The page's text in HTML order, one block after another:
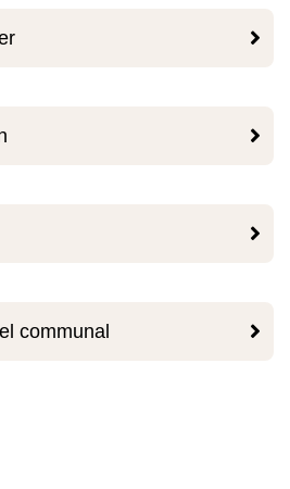




communal